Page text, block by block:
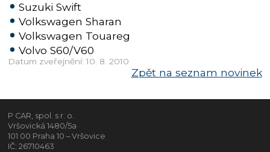
Suzuki Swift
Volkswagen Sharan
Volkswagen Touareg
Volvo S60/V60
Datum zveřejnění: 10. 8. 2010
Zpět na seznam novinek
P CAR, spol. s r. o.
Vršovická 1480/5a
101 00 Praha 10 – Vršovice
IČ: 26710463